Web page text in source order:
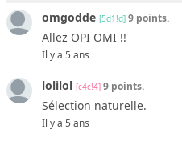
omgodde [5d1!d] 9 points.
Allez OPI OMI !!
Il y a 5 ans
lolilol [c4c!4] 9 points.
Sélection naturelle.
Il y a 5 ans